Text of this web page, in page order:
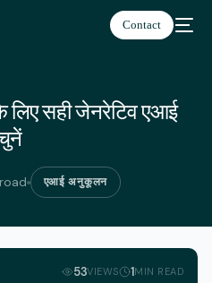
Contact
लिए सही जेनरेटिव एआई
एआई अनुकूलन
53VIEWS 1MIN READ